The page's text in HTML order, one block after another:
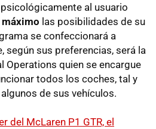
al usuario
las posibilidades de su
se confeccionará a
según sus preferencias, será la
Operations quien se encargue
todos los coches, tal y
de sus vehículos.
del McLaren P1 GTR, el